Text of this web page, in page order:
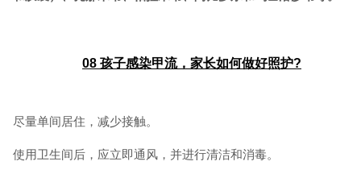
08 孩子感染甲流，家长如何做好照护?
尽量单间居住，减少接触。
使用卫生间后，应立即通风，并进行清洁和消毒。